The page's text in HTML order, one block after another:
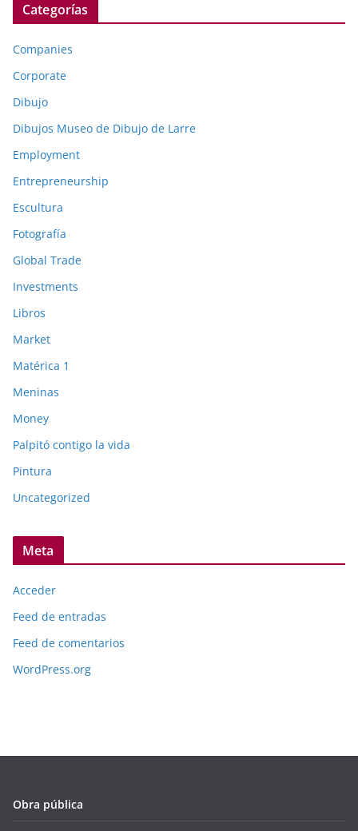
Categorías
Companies
Corporate
Dibujo
Dibujos Museo de Dibujo de Larre
Employment
Entrepreneurship
Escultura
Fotografía
Global Trade
Investments
Libros
Market
Matérica 1
Meninas
Money
Palpitó contigo la vida
Pintura
Uncategorized
Meta
Acceder
Feed de entradas
Feed de comentarios
WordPress.org
Obra pública